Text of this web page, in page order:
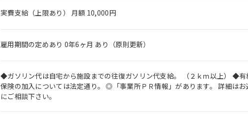
実費支給（上限あり） 月額 10,000円
雇用期間の定めあり 0年6ヶ月 あり（原則更新）
◆ガソリン代は自宅から施設までの往復ガソリン代支給。 （２ｋｍ以上） ◆有
保険の加入については法定通り。 ◎「事業所ＰＲ情報」があります。 詳細はお
にご相談下さい。